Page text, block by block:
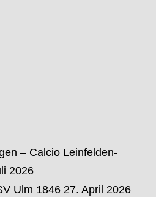
– Calcio Leinfelden-
2026
Ulm 1846 27. April 2026